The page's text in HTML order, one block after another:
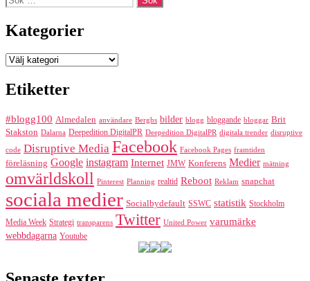
efter:
Kategorier
Kategorier
Etiketter
#blogg100 Almedalen användare Berghs bilder blogg bloggande bloggar Brit
Stakston Dalarna Deepedition DigitalPR Deepedition DigitalPR digitala trender disruptive
code Disruptive Media Facebook Facebook Pages framtiden
föreläsning Google instagram Internet JMW Konferens Medier mätning
omvärldskoll Pinterest Planning realtid Reboot Reklam snapchat
sociala medier Socialbydefault SSWC statistik Stockholm
Media Week Strategi transparens Twitter United Power varumärke
webbdagarna Youtube